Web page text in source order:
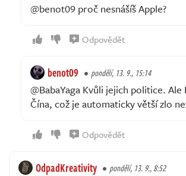
@benot09 proč nesnášíš Apple?
Odpovědět
benot09 pondělí, 13. 9., 15:14
@BabaYaga Kvůli jejich politice. Ale
Čína, což je automaticky větší zlo
Odpovědět
OdpadKreativity pondělí, 13. 9., 8:52